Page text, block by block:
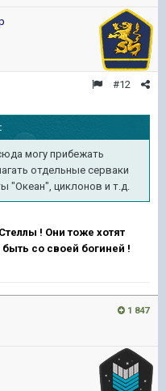
#12
могу прибежать
отдельные серваки
"Океан", циклонов и т.д.
! Они тоже хотят
со своей богиней !
1 847